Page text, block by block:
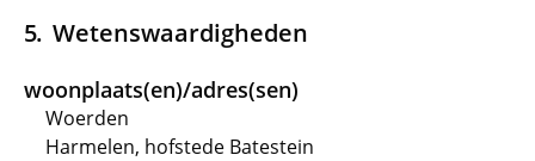
Wetenswaardigheden
woonplaats(en)/adres(sen)
Woerden
Harmelen, hofstede Batestein